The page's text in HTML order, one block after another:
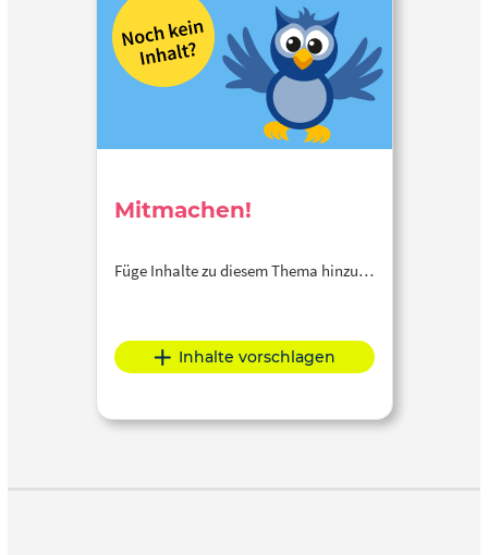
Mitmachen!
Füge Inhalte zu diesem Thema hinzu…
Inhalte vorschlagen